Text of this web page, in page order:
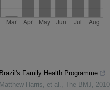
Brazil's Family Health Programme
Matthew Harris, et al. , The BMJ, 2010